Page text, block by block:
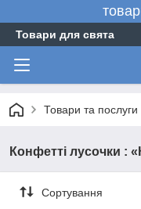
Товари для свята
Товари та послуги
Конфетті лусочки :
Сортування